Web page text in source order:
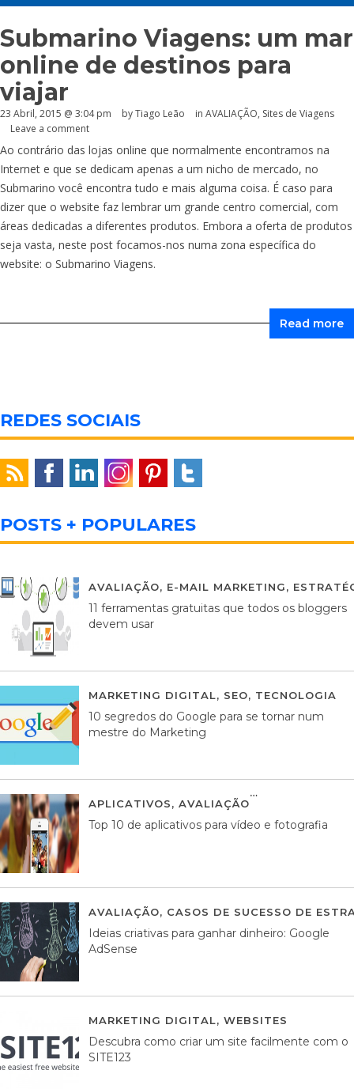
Submarino Viagens: um mar
online de destinos para
viajar
23 Abril, 2015 @ 3:04 pm by Tiago Leão in AVALIAÇÃO, Sites de Viagens
Leave a comment
Ao contrário das lojas online que normalmente encontramos na
Internet e que se dedicam apenas a um nicho de mercado, no
Submarino você encontra tudo e mais alguma coisa. É caso para
dizer que o website faz lembrar um grande centro comercial, com
áreas dedicadas a diferentes produtos. Embora a oferta de produtos
seja vasta, neste post focamos-nos numa zona específica do
website: o Submarino Viagens.
Read more
REDES SOCIAIS
POSTS + POPULARES
AVALIAÇÃO, E-MAIL MARKETING,
11 ferramentas gratuitas que todos os bloggers
devem usar
MARKETING DIGITAL, SEO, TECNOLOGIA
10 segredos do Google para se tornar num
mestre do Marketing
APLICATIVOS, AVALIAÇÃO
Top 10 de aplicativos para vídeo e fotografia
AVALIAÇÃO, CASOS DE SUCESSO DE
Ideias criativas para ganhar dinheiro: Google
AdSense
MARKETING DIGITAL, WEBSITES
Descubra como criar um site facilmente com o
SITE123